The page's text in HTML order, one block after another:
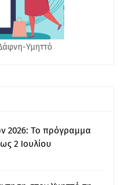
Δάφνη-Υμηττό
2026: Το πρόγραμμα
2 Ιουλίου